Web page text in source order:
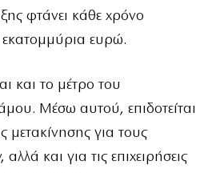
φτάνει κάθε χρόνο
ευρώ.
και το μέτρο του
Μέσω αυτού, επιδοτείται
μετακίνησης για τους
και για τις επιχειρήσεις